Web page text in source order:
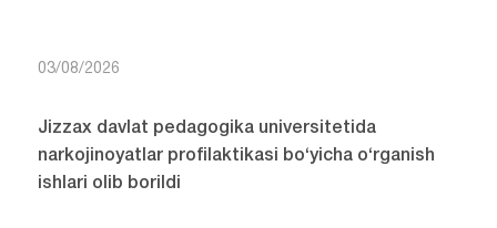
03/08/2026
Jizzax davlat pedagogika universitetida
narkojinoyatlar profilaktikasi bo‘yicha o‘rganish
ishlari olib borildi